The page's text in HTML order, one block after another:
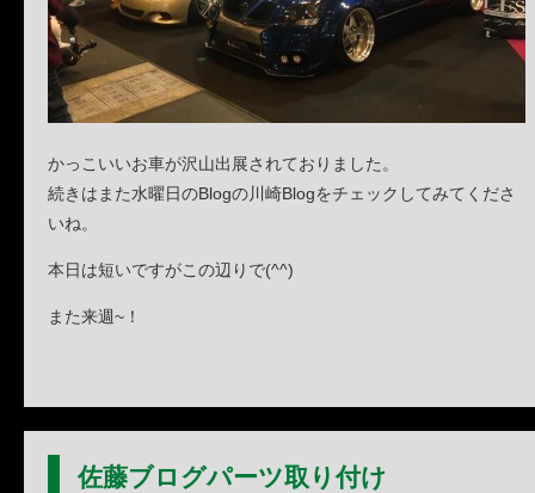
かっこいいお車が沢山出展されておりました。
続きはまた水曜日のBlogの川崎Blogをチェックしてみてくださ
いね。
本日は短いですがこの辺りで(^^)
また来週~！
佐藤ブログパーツ取り付け